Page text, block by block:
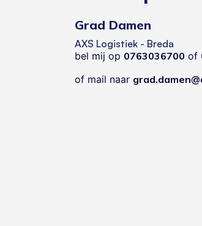
Grad Damen
AXS Logistiek - Breda
bel mij op 0763036700 of
of mail naar